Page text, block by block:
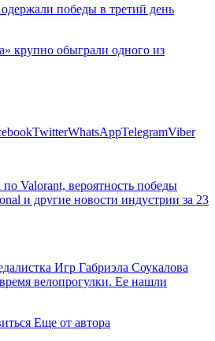
победы в третий день
крупно обыграли одного из
TwitterWhatsAppTelegramViber
по Valorant, вероятность победы
и другие новости индустрии за 23
Игр Габриэла Соукалова
велопрогулки. Ее нашли
Еще от автора